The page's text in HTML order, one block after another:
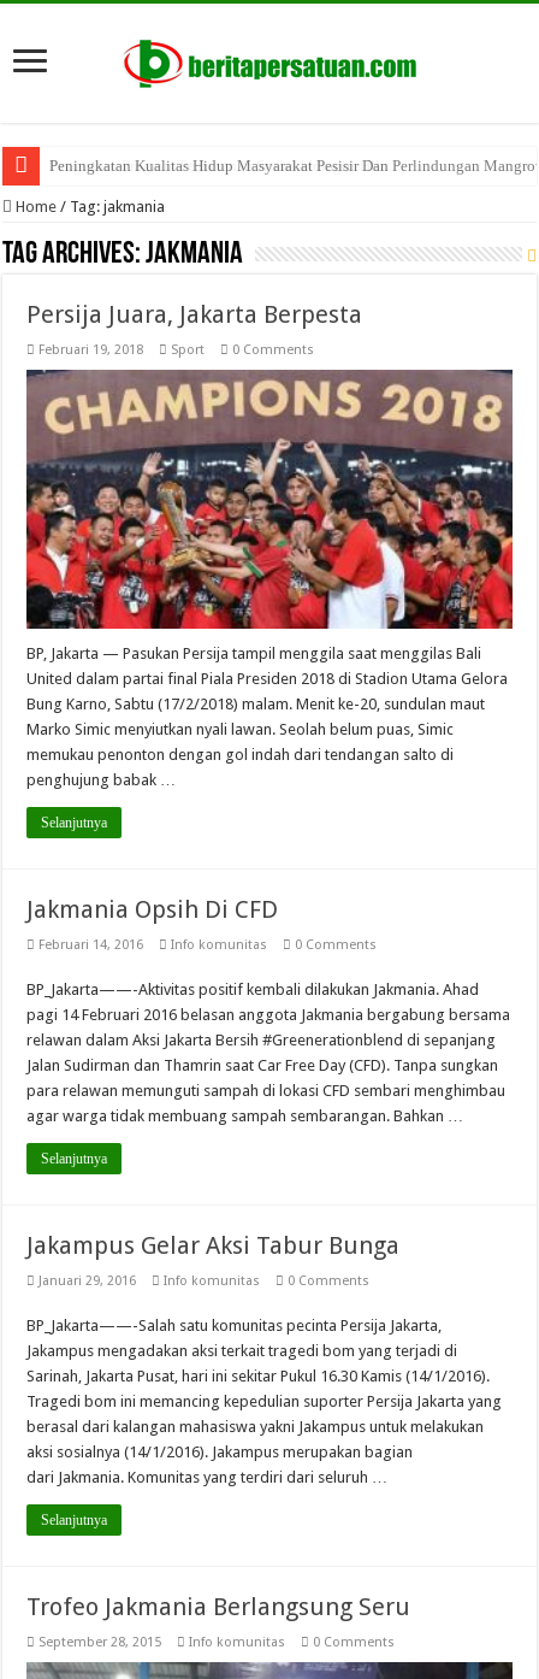
Peningkatan Kualitas Hidup Masyarakat Pesisir Dan Perlindungan
Penguatan Program Perhutanan Sosial Indragiri Hilir
Home / Tag:jakmania
Tag Archives:jakmania
Persija Juara, Jakarta Berpesta
Februari 19, 2018 Sport 0 Comments
BP, Jakarta — Pasukan Persija tampil menggila saat menggilas Bali
United dalam partai final Piala Presiden 2018 di Stadion Utama Gelora
Bung Karno, Sabtu (17/2/2018) malam. Menit ke-20, sundulan maut
Marko Simic menyiutkan nyali lawan. Seolah belum puas, Simic
memukau penonton dengan gol indah dari tendangan salto di
penghujung babak …
Selanjutnya
Jakmania Opsih Di CFD
Februari 14, 2016 Info komunitas 0 Comments
BP_Jakarta——-Aktivitas positif kembali dilakukan Jakmania. Ahad
pagi 14 Februari 2016 belasan anggota Jakmania bergabung bersama
relawan dalam Aksi Jakarta Bersih #Greenerationblend di sepanjang
Jalan Sudirman dan Thamrin saat Car Free Day (CFD). Tanpa sungkan
para relawan memunguti sampah di lokasi CFD sembari menghimbau
agar warga tidak membuang sampah sembarangan. Bahkan …
Selanjutnya
Jakampus Gelar Aksi Tabur Bunga
Januari 29, 2016 Info komunitas 0 Comments
BP_Jakarta——-Salah satu komunitas pecinta Persija Jakarta,
Jakampus mengadakan aksi terkait tragedi bom yang terjadi di
Sarinah, Jakarta Pusat, hari ini sekitar Pukul 16.30 Kamis (14/1/2016).
Tragedi bom ini memancing kepedulian suporter Persija Jakarta yang
berasal dari kalangan mahasiswa yakni Jakampus untuk melakukan
aksi sosialnya (14/1/2016). Jakampus merupakan bagian
dari Jakmania. Komunitas yang terdiri dari seluruh …
Selanjutnya
Trofeo Jakmania Berlangsung Seru
September 28, 2015 Info komunitas 0 Comments